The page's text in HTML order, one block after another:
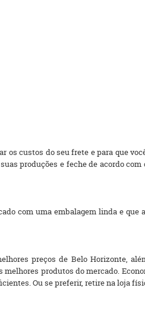
custos do seu frete e para que
produções e feche de acordo
com uma embalagem linda e que
preços de Belo Horizonte,
produtos do mercado.
Ou se preferir, retire na loja